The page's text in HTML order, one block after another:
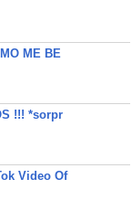
ME BE
!!! *sorpr
Video Of